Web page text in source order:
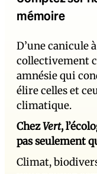
mémoire
D’une canicule
collectivement
amnésie qui
élire celles et
climatique.
ChezVert,
pas seulement
Climat,